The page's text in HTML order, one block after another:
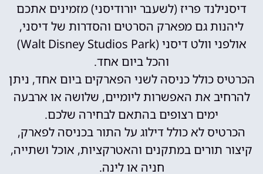
דיסנילנד פריז (לשעבר יורודיסני) מזמינים אתכם
ליהנות גם מפארק הסרטים והסדרות של דיסני,
אולפני וולט דיסני (Walt Disney Studios Park)
והכל ביום אחד.
הכרטיס כולל כניסה לשני הפארקים ביום אחד, ניתן
להרחיב את האפשרות ליומיים, שלושה או ארבעה
ימים רצופים בהתאם לבחירה שלכם.
הכרטיס לא כולל דילוג על התור בכניסה לפארק,
קיצור תורים במתקנים והאטרקציות, אוכל ושתייה,
חניה או לינה.